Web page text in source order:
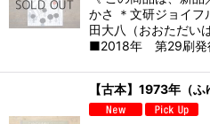
かさ ＊文研ジョイ
田大八（おおただい
■2018年 第29刷発
【古本】1973年（ふ